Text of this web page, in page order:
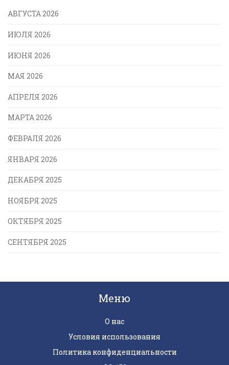
АВГУСТА 2026
ИЮЛЯ 2026
ИЮНЯ 2026
МАЯ 2026
АПРЕЛЯ 2026
МАРТА 2026
ФЕВРАЛЯ 2026
ЯНВАРЯ 2026
ДЕКАБРЯ 2025
НОЯБРЯ 2025
ОКТЯБРЯ 2025
СЕНТЯБРЯ 2025
Меню
О нас
Условия использования
Политика конфиденциальности